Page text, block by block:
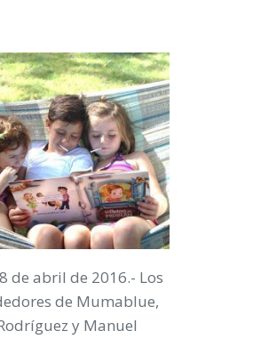
de abril de 2016.- Los
de Mumablue,
y Manuel